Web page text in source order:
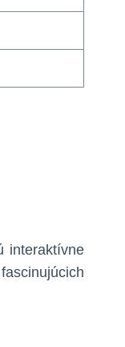
interaktívne